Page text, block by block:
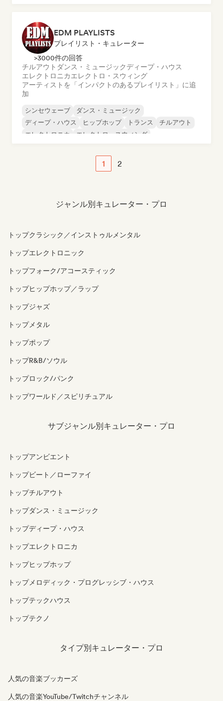
EDM PLAYLISTS
プレイリスト・キュレーター
>3000件の回答
チルアウト ダンス・ミュージックディープ・ハウス
エレクトロニカエレクトロ・スウィング
アーティストを「インパクトのあるプレイリスト」に追
加
シンセウェーブ
ダンス・ミュージック
ディープ・ハウス
ヒップホップ トランス
チルアウト
エレクトロニカ
エレクトロ・スウィング
1 2
ジャンル別キュレーター・プロ
トップクラシック／インストゥルメンタル
トップエレクトロニック
トップフォーク/アコースティック
トップヒップホップ／ラップ
トップジャズ
トップメタル
トップポップ
トップR&B/ソウル
トップロック/パンク
トップワールド／スピリチュアル
サブジャンル別キュレーター・プロ
トップアンビエント
トップビート／ローファイ
トップチルアウト
トップダンス・ミュージック
トップディープ・ハウス
トップエレクトロニカ
トップヒップホップ
トップメロディック・プログレッシブ・ハウス
トップテックハウス
トップテクノ
タイプ別キュレーター・プロ
人気の音楽ブッカーズ
人気の音楽YouTube/Twitchチャンネル